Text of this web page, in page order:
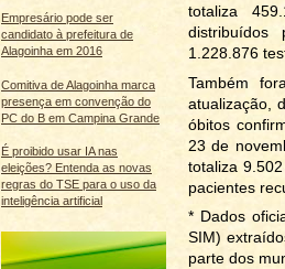
Empresário pode ser
candidato à prefeitura de
Alagoinha em 2016
Comitiva de Alagoinha marca
presença em convenção do
PC do B em Campina Grande
É proibido usar IA nas
eleições? Entenda as novas
regras do TSE para o uso da
inteligência artificial
totaliza
1.228.876
Também
atualização,
óbitos
23 de
totaliza
pacientes
* Dados
SIM)
parte dos